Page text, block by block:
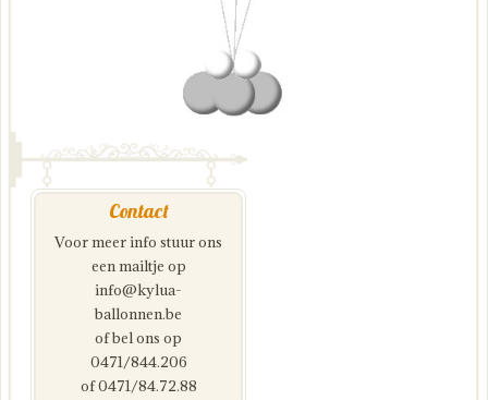
Contact
Voor meer info stuur ons
een mailtje op
info@kylua-
ballonnen.be
of bel ons op
0471/844.206
of 0471/84.72.88